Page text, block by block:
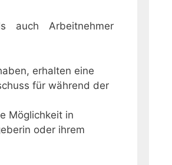
auch Arbeitnehmer
erhalten eine
für während der
Möglichkeit in
oder ihrem